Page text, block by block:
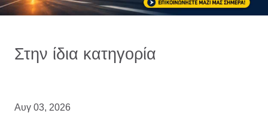
Στην ίδια κατηγορία
Αυγ 03, 2026